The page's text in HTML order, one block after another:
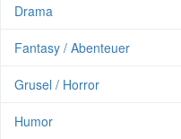
Drama
Fantasy / Abenteuer
Grusel / Horror
Humor